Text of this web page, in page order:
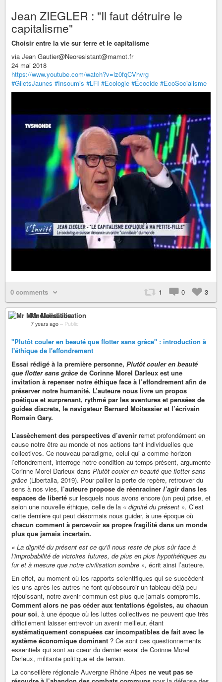
Jean ZIEGLER : "Il faut détruire le
capitalisme"
Choisir entre la vie sur terre et le capitalisme
via Jean Gautier@Neoresistant@mamot.fr
24 mai 2018
https://www.youtube.com/watch?v=lz0fqCVhvrg
#GiletsJaunes #Insoumis #LFI #Ecologie #Écocide #EcoSocialisme
0 comments 1 0 3
Mr Mondialisation
7 years ago – Public
"Plutôt couler en beauté que flotter sans grâce" : introduction à
l'éthique de l'effondrement
Essai rédigé à la première personne, Plutôt couler en beauté
que flotter sans grâce de Corinne Morel Darleux est une
invitation à repenser notre éthique face à l’effondrement afin de
préserver notre humanité. L’auteure nous livre un propos
poétique et surprenant, rythmé par les aventures et pensées de
guides discrets, le navigateur Bernard Moitessier et l’écrivain
Romain Gary.
L’assèchement des perspectives d’avenir remet profondément en
cause notre être au monde et nos actions tant individuelles que
collectives. Ce nouveau paradigme, celui qui a comme horizon
l’effondrement, interroge notre condition au temps présent, argumente
Corinne Morel Darleux dans Plutôt couler en beauté que flotter sans
grâce (Libertalia, 2019). Pour pallier la perte de repère, retrouver du
sens à nos vies, l’auteure propose de réenraciner l’agirdans les
espaces de liberté sur lesquels nous avons encore (un peu) prise, et
selon une nouvelle éthique, celle de la « dignité du présent ». C’est
cette dernière qui peut désormais nous guider, à une époque où
chacun comment à percevoir sa propre fragilité dans un monde
plus que jamais incertain.
« La dignité du présent est ce qu’il nous reste de plus sûr face à
l’improbabilité de victoires futures, de plus en plus hypothétiques au
fur et à mesure que notre civilisation sombre », écrit ainsi l’auteure.
En effet, au moment où les rapports scientifiques qui se succèdent
les uns après les autres ne font qu’obscurcir un tableau déjà peu
réjouissant, notre avenir commun est plus que jamais compromis.
Comment alors ne pas céder aux tentations égoïstes, au chacun
pour soi, à une époque où les luttes collectives ne peuvent que très
difficilement laisser entrevoir un avenir meilleur, étant
systématiquement conspuées car incompatibles de fait avec le
système économique dominant ? Ce sont ces questionnements
essentiels qui sont au cœur du dernier essai de Corinne Morel
Darleux, militante politique et de terrain.
La conseillère régionale Auvergne Rhône Alpes ne veut pas se